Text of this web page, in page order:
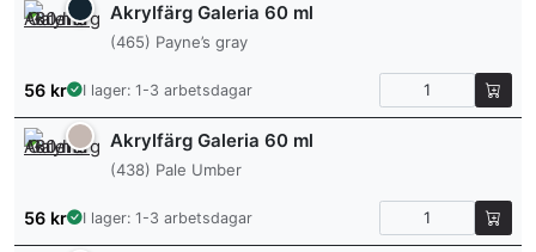
Akrylfärg Galeria 60 ml
(465) Payne’s gray
56 kr I lager: 1-3 arbetsdagar
Akrylfärg Galeria 60 ml
(438) Pale Umber
56 kr I lager: 1-3 arbetsdagar